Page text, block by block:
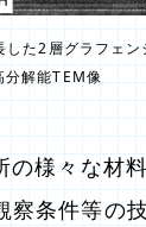
した2層グラフェン
分解能TEM像
の様々な材
察条件等の